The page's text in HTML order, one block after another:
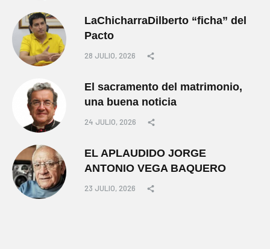
LaChicharraDilberto “ficha” del
Pacto
28 JULIO, 2026
El sacramento del matrimonio,
una buena noticia
24 JULIO, 2026
EL APLAUDIDO JORGE
ANTONIO VEGA BAQUERO
23 JULIO, 2026